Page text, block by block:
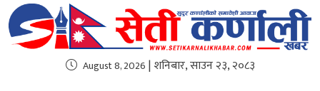
August 8, 2026 | शनिबार, साउन २३, २०८३